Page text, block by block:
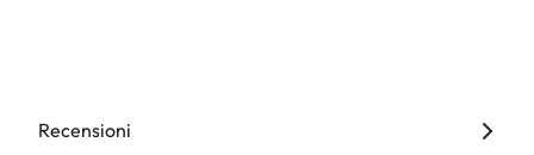
Recensioni